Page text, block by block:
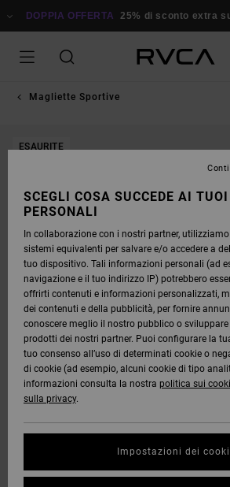
ALLEDOPPIA OFFERTA 25% di sconto extra su
Magliette Sportive
ESAURITE
SCEGLI COSA SUCCEDE AI
PERSONALI
In collaborazione con i nostri partner,
sistemi equivalenti per salvare e/o accedere a
tuo dispositivo. Tali informazioni personali (ad
navigazione e il tuo indirizzo IP) potrebbero
offrirti contenuti e informazioni personalizzati,
dei contenuti e della pubblicità, per fornire
conoscere meglio il nostro pubblico o
prodotti dei nostri partner. Puoi configurare la
tuo consenso all’uso di determinati cookie o
di cookie (ad esempio, alcuni cookie di tipo
informazioni consulta la nostra politica sui
sulla privacy.
Impostazioni dei